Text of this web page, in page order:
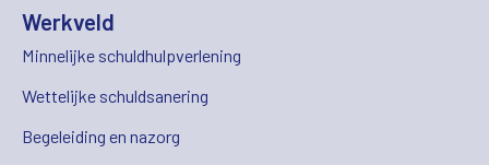
Werkveld
Minnelijke schuldhulpverlening
Wettelijke schuldsanering
Begeleiding en nazorg